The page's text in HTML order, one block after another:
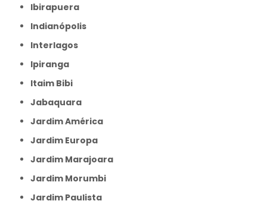
Ibirapuera
Indianópolis
Interlagos
Ipiranga
Itaim Bibi
Jabaquara
Jardim América
Jardim Europa
Jardim Marajoara
Jardim Morumbi
Jardim Paulista